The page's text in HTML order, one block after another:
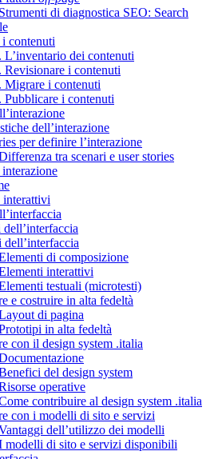
di diagnostica SEO: Search
contenuti
L’inventario dei contenuti
Revisionare i contenuti
Migrare i contenuti
Pubblicare i contenuti
dell’interazione
per definire l’interazione
tra scenari e user stories
interattivi
di composizione
interattivi
testuali (microtesti)
e costruire in alta fedeltà
di pagina
in alta fedeltà
con il design system .italia
del design system
operative
contribuire al design system .italia
con i modelli di sito e servizi
dell’utilizzo dei modelli
modelli di sito e servizi disponibili